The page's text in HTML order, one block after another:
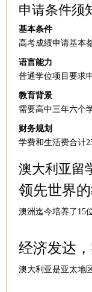
申请条件须
基本条件
高考成绩申请基本
语言能力
普通学位项目要求
教育背景
需要高中三年六个
财务规划
学费和生活费合计
澳大利亚留
领先世界
澳洲迄今培养了15
经济发达
澳大利亚是亚太地